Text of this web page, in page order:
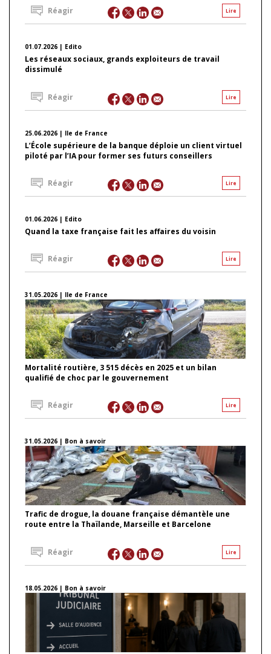
Lire
Réagir
01.07.2026 | Edito
Les réseaux sociaux, grands exploiteurs de travail
dissimulé
Lire
Réagir
25.06.2026 | Ile de France
L’École supérieure de la banque déploie un client virtuel
piloté par l’IA pour former ses futurs conseillers
Lire
Réagir
01.06.2026 | Edito
Quand la taxe française fait les affaires du voisin
Lire
Réagir
31.05.2026 | Ile de France
Mortalité routière, 3 515 décès en 2025 et un bilan
qualifié de choc par le gouvernement
Lire
Réagir
31.05.2026 | Bon à savoir
Trafic de drogue, la douane française démantèle une
route entre la Thaïlande, Marseille et Barcelone
Lire
Réagir
18.05.2026 | Bon à savoir